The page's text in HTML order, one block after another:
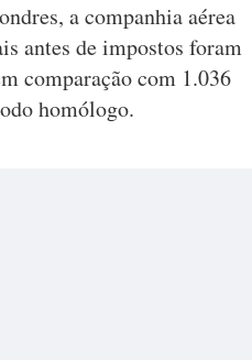
a companhia aérea
antes de impostos foram
comparação com 1.036
homólogo.